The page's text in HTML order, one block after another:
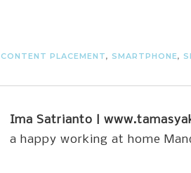
CONTENT PLACEMENT, SMARTPHONE,
Ima Satrianto |
a happy working at home